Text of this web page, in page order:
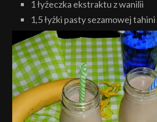
1 łyżeczka ekstraktu z wanilii
1,5 łyżki pasty sezamowej tahini